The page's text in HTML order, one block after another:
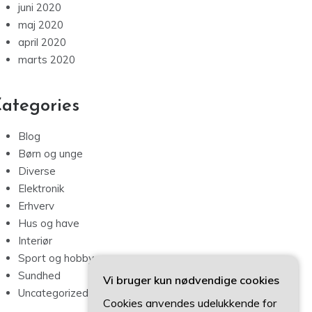
juni 2020
maj 2020
april 2020
marts 2020
Blog
Børn og unge
Diverse
Elektronik
Erhverv
Hus og have
Interiør
Sport og hobby
Sundhed
Uncategorized
Vi bruger kun nødvendige cookies
Cookies anvendes udelukkende for